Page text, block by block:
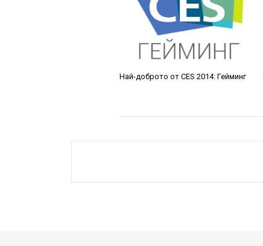
Най-доброто от CES 2014: Гейминг